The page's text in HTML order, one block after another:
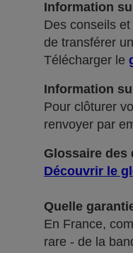
Information
Des conseils
de transférer
Télécharger le
Information
Pour clôturer
renvoyer par
Glossaire des
Découvrir le
Quelle
En France,
rare - de la